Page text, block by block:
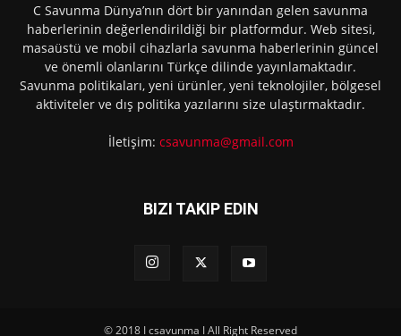
C Savunma Dünya’nın dört bir yanından gelen savunma
haberlerinin değerlendirildiği bir platformdur. Web sitesi,
masaüstü ve mobil cihazlarla savunma haberlerinin güncel
ve önemli olanlarını Türkçe dilinde yayınlamaktadır.
Savunma politikaları, yeni ürünler, yeni teknolojiler, bölgesel
aktiviteler ve dış politika yazılarını size ulaştırmaktadır.
İletişim: csavunma@gmail.com
BIZI TAKIP EDIN
© 2018 I csavunma I All Right Reserved